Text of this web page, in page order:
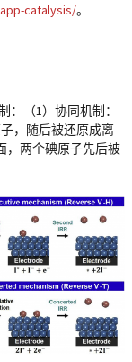
catalysis/。
：（1）协同机制：
，随后被还原成离
，两个碘原子先后被